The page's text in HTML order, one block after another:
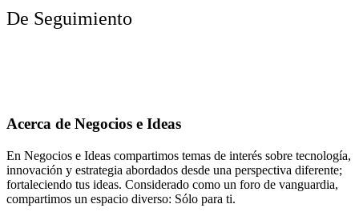
De Seguimiento
Acerca de Negocios e Ideas
En Negocios e Ideas compartimos temas de interés sobre tecnología,
innovación y estrategia abordados desde una perspectiva diferente;
fortaleciendo tus ideas. Considerado como un foro de vanguardia,
compartimos un espacio diverso: Sólo para ti.